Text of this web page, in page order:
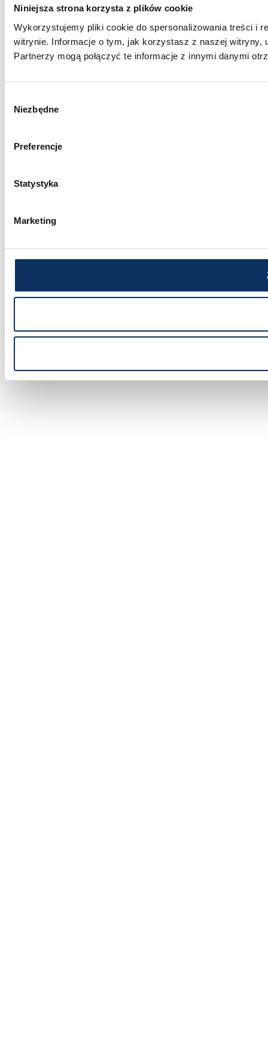
Niniejsza strona korzysta z plików cookie
Wykorzystujemy pliki cookie do spersonalizowania treści i
witrynie. Informacje o tym, jak korzystasz z naszej witryny,
Partnerzy mogą połączyć te informacje z innymi danymi
zgody
Niezbędne
Preferencje
Statystyka
Marketing